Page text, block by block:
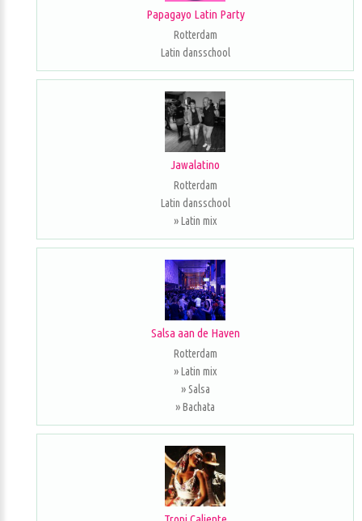
Papagayo Latin Party
Rotterdam
Latin dansschool
Jawalatino
Rotterdam
Latin dansschool
» Latin mix
Salsa aan de Haven
Rotterdam
» Latin mix
» Salsa
» Bachata